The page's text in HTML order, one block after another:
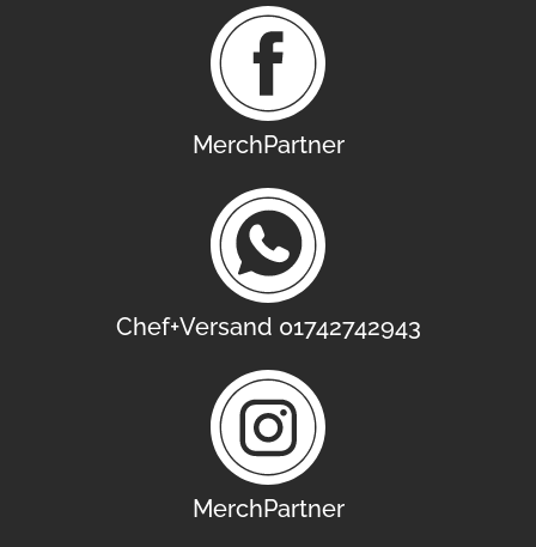
MerchPartner
Chef+Versand 01742742943
MerchPartner